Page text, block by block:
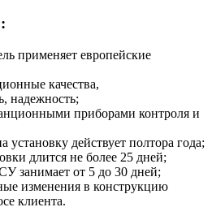
применяет европейские
качества,
надежность;
приборами контроля и
установку действует полтора года;
длится не более 25 дней;
занимает от 5 до 30 дней;
изменения в конструкцию
клиента.